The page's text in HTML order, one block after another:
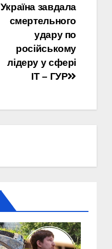
Україна завдала
смертельного
удару по
російському
лідеру у сфері
IT – ГУР